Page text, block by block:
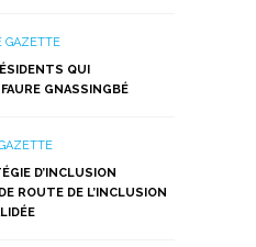
GAZETTE
QUI
GNASSINGBÉ
D’INCLUSION
ROUTE DE L’INCLUSION